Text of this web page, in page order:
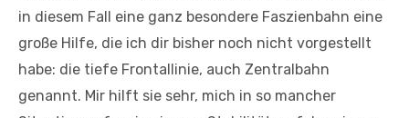
in diesem Fall eine ganz besondere Faszienbahn eine
große Hilfe, die ich dir bisher noch nicht vorgestellt
habe: die tiefe Frontallinie, auch Zentralbahn
genannt. Mir hilft sie sehr, mich in so mancher